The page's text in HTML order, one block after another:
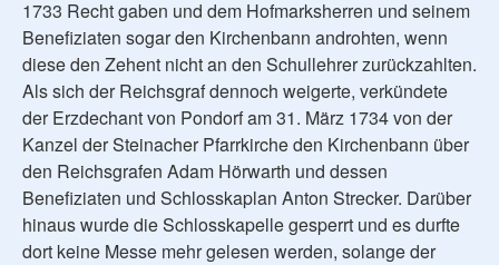
1733 Recht gaben und dem Hofmarksherren und seinem
Benefiziaten sogar den Kirchenbann androhten, wenn
diese den Zehent nicht an den Schullehrer zurückzahlten.
Als sich der Reichsgraf dennoch weigerte, verkündete
der Erzdechant von Pondorf am 31. März 1734 von der
Kanzel der Steinacher Pfarrkirche den Kirchenbann über
den Reichsgrafen Adam Hörwarth und dessen
Benefiziaten und Schlosskaplan Anton Strecker. Darüber
hinaus wurde die Schlosskapelle gesperrt und es durfte
dort keine Messe mehr gelesen werden, solange der